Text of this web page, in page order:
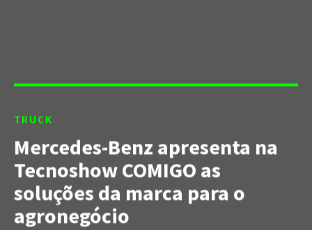
TRUCK
Mercedes-Benz apresenta na
Tecnoshow COMIGO as
soluções da marca para o
agronegócio